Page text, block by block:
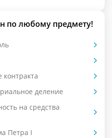
по любому предмету!
контракта
деление
на средства
Петра I